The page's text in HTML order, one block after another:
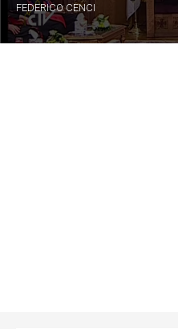
FEDERICO CENCI